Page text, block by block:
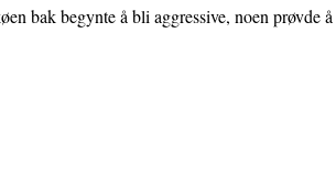
bak begynte å bli aggressive, noen prøvde